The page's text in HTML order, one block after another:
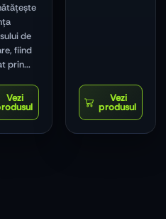
de
fiind
prin...